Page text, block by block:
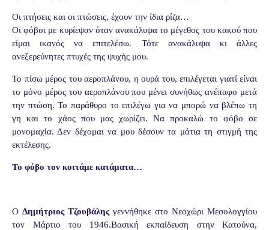
Οι πτήσεις και οι πτώσεις, έχουν την ίδια ρίζα…
Οι φόβοι με κυρίεψαν όταν ανακάλυψα το μέγεθος του κακού που
είμαι ικανός να επιτελέσω. Τότε ανακάλυψα κι άλλες
ανεξερεύνητες πτυχές της ψυχής μου.
Το πίσω μέρος του αεροπλάνου, η ουρά του, επιλέγεται γιατί είναι
το μόνο μέρος του αεροπλάνου που μένει συνήθως ανέπαφο μετά
την πτώση. Το παράθυρο το επιλέγω για να μπορώ να βλέπω τη
γη και το χάος που μας χωρίζει. Να προκαλώ το φόβο σε
μονομαχία. Δεν δέχομαι να μου δέσουν τα μάτια τη στιγμή της
εκτέλεσης.
Το φόβο τον κοιτάμε κατάματα…
Ο Δημήτριος Τζουβάληςγεννήθηκε στο Νεοχώρι Μεσολογγίου
τον Μάρτιο του 1946.Βασική εκπαίδευση στην Κατούνα,